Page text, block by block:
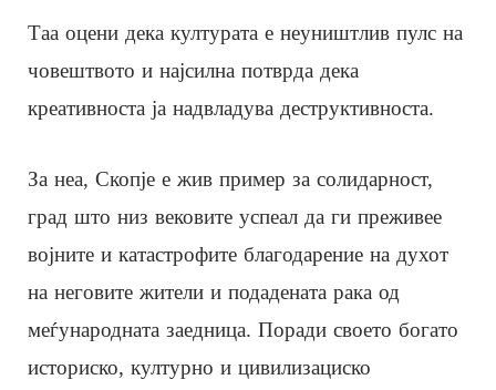
Таа оцени дека културата е неуништлив пулс на
човештвото и најсилна потврда дека
креативноста ја надвладува деструктивноста.
За неа, Скопје е жив пример за солидарност,
град што низ вековите успеал да ги преживее
војните и катастрофите благодарение на духот
на неговите жители и подадената рака од
меѓународната заедница. Поради своето богато
историско, културно и цивилизациско